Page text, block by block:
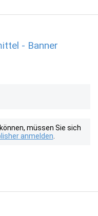
- Banner
müssen Sie sich
anmelden